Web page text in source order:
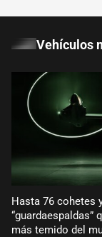
Vehículos
Hasta 76 cohetes
más temido del